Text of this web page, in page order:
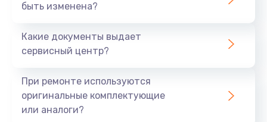
быть изменена?
Какие документы выдает
сервисный центр?
При ремонте используются
оригинальные комплектующие
или аналоги?